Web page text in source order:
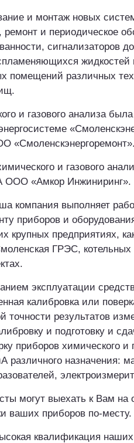
и монтаж новых
ремонт и периодическое
сигнализаторов
жидкостей
помещений различных
и газового анализа
и газового
ООО «Амкор Инжиниринг».
компания выполняет
приборов и
крупных предприятиях,
ГРЭС,
эксплуатации
калибровка или
точности результатов
и подготовку и
приборов химического и
различного назначения:
могут выехать к Вам на
ваших приборов по-месту.
квалификация наших